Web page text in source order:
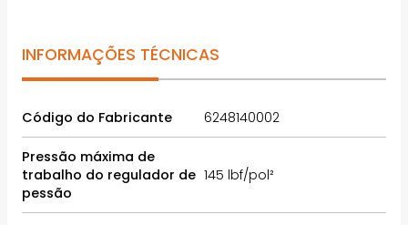
INFORMAÇÕES TÉCNICAS
Código do Fabricante 6248140002
Pressão máxima de
trabalho do regulador de
pessão
145 lbf/pol²